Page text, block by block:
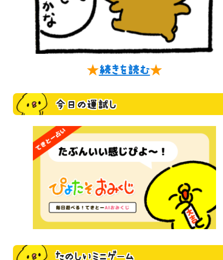
★続きを読む★
今日の運試し
たのしいミニゲーム